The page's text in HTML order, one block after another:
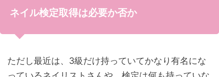
ネイル検定取得は必要か否か
ただし最近は、3級だけ持っていてかなり有名にな